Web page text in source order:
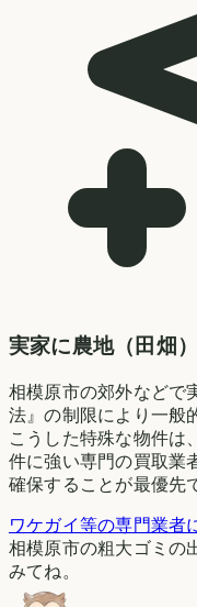
実家に農地（田畑
相模原市の郊外などで
法』の制限により一般
こうした特殊な物件は
件に強い専門の買取業
確保することが最優先
ワケガイ等の専門業者
相模原市の粗大ゴミの
みてね。